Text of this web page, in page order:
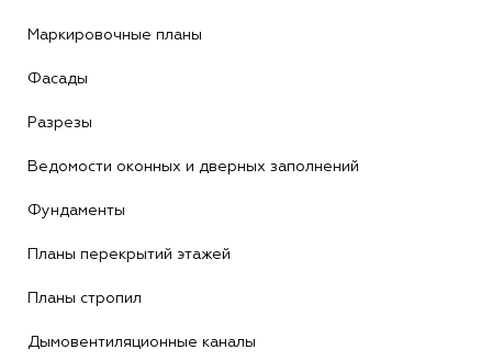
Маркировочные планы
Фасады
Разрезы
Ведомости оконных и дверных заполнений
Фундаменты
Планы перекрытий этажей
Планы стропил
Дымовентиляционные каналы